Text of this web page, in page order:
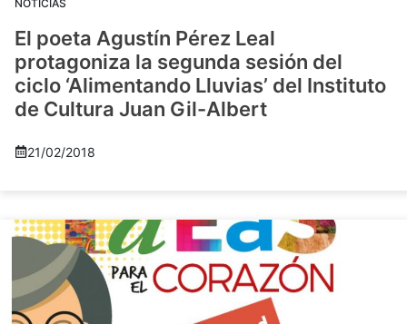
NOTICIAS
El poeta Agustín Pérez Leal
protagoniza la segunda sesión del
ciclo ‘Alimentando Lluvias’ del Instituto
de Cultura Juan Gil-Albert
21/02/2018